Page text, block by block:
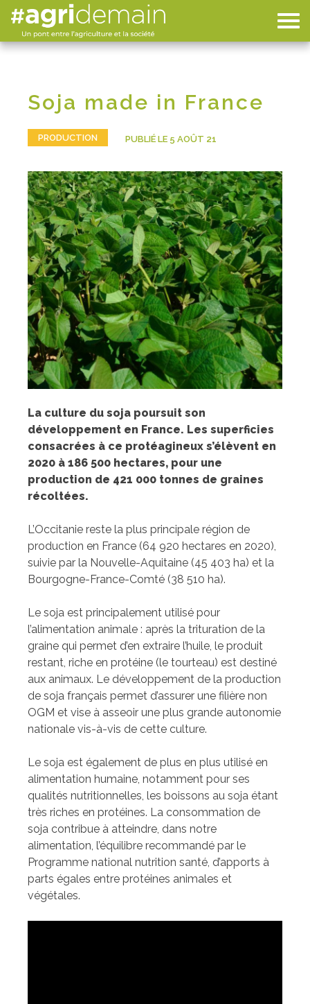
Soja made in France
PRODUCTION PUBLIÉ LE 5 AOÛT 21
La culture du soja poursuit son
développement en France. Les superficies
consacrées à ce protéagineux s’élèvent en
2020 à 186 500 hectares, pour une
production de 421 000 tonnes de graines
récoltées.
L’Occitanie reste la plus principale région de
production en France (64 920 hectares en 2020),
suivie par la Nouvelle-Aquitaine (45 403 ha) et la
Bourgogne-France-Comté (38 510 ha).
Le soja est principalement utilisé pour
l’alimentation animale : après la trituration de la
graine qui permet d’en extraire l’huile, le produit
restant, riche en protéine (le tourteau) est destiné
aux animaux. Le développement de la production
de soja français permet d’assurer une filière non
OGM et vise à asseoir une plus grande autonomie
nationale vis-à-vis de cette culture.
Le soja est également de plus en plus utilisé en
alimentation humaine, notamment pour ses
qualités nutritionnelles, les boissons au soja étant
très riches en protéines. La consommation de
soja contribue à atteindre, dans notre
alimentation, l’équilibre recommandé par le
Programme national nutrition santé, d’apports à
parts égales entre protéines animales et
végétales.